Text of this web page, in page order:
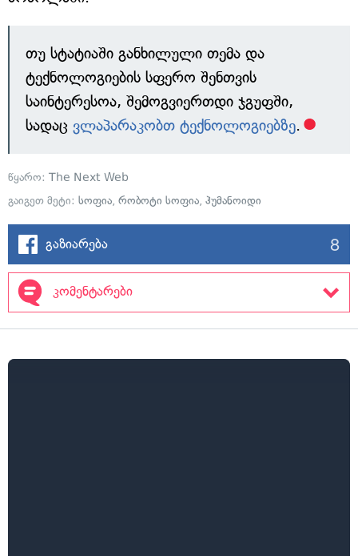
თუ სტატიაში განხილული თემა და
ტექნოლოგიების სფერო შენთვის
საინტერესოა, შემოგვიერთდი ჯგუფში,
სადაც ვლაპარაკობთ ტექნოლოგიებზე.
წყარო: The Next Web
გაიგეთ მეტი: სოფია, რობოტი სოფია, ჰუმანოიდი
გაზიარება 8
კომენტარები